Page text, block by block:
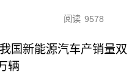
阅读 9578
我国新能源汽车产销量双
辆